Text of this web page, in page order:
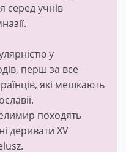
серед учнів
у
перш за все
які мешкають
походять
деривати XV